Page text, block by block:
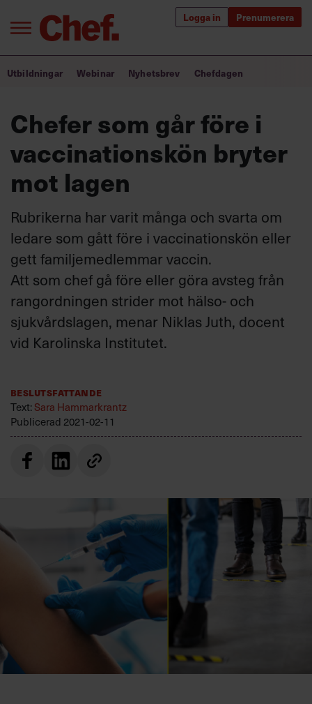
Logga in Prenumerera
Logga in
Annonsera
Om oss
Kontakta oss
Kundservice
Villkor och policy för
personuppgiftsbehandling
efter:
Bra ledare förändrar världen
Innehåll från Chef
Utbildning för ledare
Chefakademin+
Populära utbildningar
Utbildningar Webinar Nyhetsbrev Chefdagen
Chefer som går före i
vaccinationskön bryter
mot lagen
Rubrikerna har varit många och svarta om
ledare som gått före i vaccinationskön eller
gett familjemedlemmar vaccin.
Att som chef gå före eller göra avsteg från
rangordningen strider mot hälso- och
sjukvårdslagen, menar Niklas Juth, docent
vid Karolinska Institutet.
Beslutsfattande
Text:Sara Hammarkrantz
Publicerad 2021-02-11